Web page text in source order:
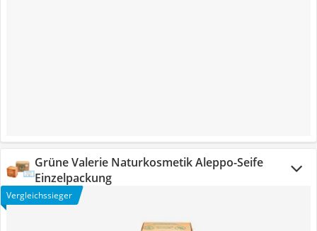
Grüne Valerie Naturkosmetik Aleppo-Seife
Einzelpackung
Vergleichssieger